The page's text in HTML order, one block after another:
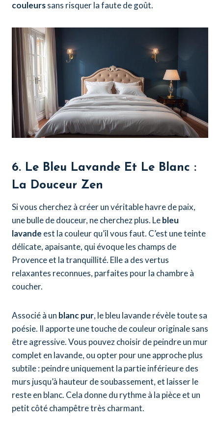
couleurssans risquer la faute de goût.
6. Le Bleu Lavande Et Le Blanc :
La Douceur Zen
Si vous cherchez à créer un véritable havre de paix,
une bulle de douceur, ne cherchez plus. Lebleu
lavande est la couleur qu’il vous faut. C’est une teinte
délicate, apaisante, qui évoque les champs de
Provence et la tranquillité. Elle a des vertus
relaxantes reconnues, parfaites pour la chambre à
coucher.
Associé à un blanc pur, le bleu lavande révèle toute sa
poésie. Il apporte une touche de couleur originale sans
être agressive. Vous pouvez choisir de peindre un mur
complet en lavande, ou opter pour une approche plus
subtile : peindre uniquement la partie inférieure des
murs jusqu’à hauteur de soubassement, et laisser le
reste en blanc. Cela donne du rythme à la pièce et un
petit côté champêtre très charmant.